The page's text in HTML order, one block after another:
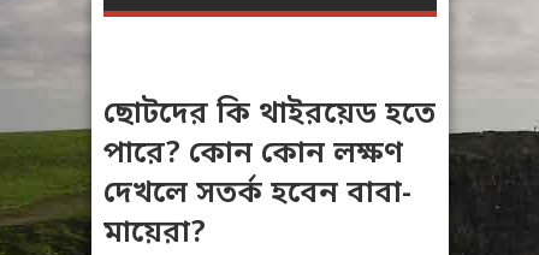
ছোটদের কি থাইরয়েড হতে
পারে? কোন কোন লক্ষণ
দেখলে সতর্ক হবেন বাবা-
মায়েরা?